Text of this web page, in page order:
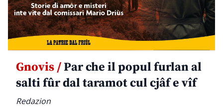
Gnovis /Par che il popul furlan al
salti fûr dal taramot cul cjâf e vîf
Redazion